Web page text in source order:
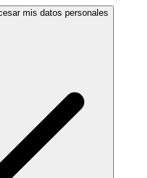
mis datos personales